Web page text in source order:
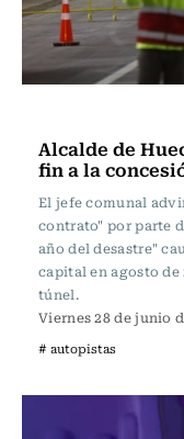
Alcalde de
fin a la
El jefe comunal
contrato" por parte
año del desastre"
capital en agosto
túnel.
Viernes 28 de junio
# autopistas